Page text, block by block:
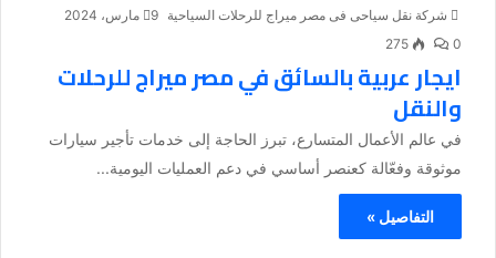
شركة نقل سياحى فى مصر ميراج للرحلات السياحية 9 مارس، 2024
0
275
ايجار عربية بالسائق في مصر ميراج للرحلات
والنقل
في عالم الأعمال المتسارع، تبرز الحاجة إلى خدمات تأجير سيارات
موثوقة وفعّالة كعنصر أساسي في دعم العمليات اليومية...
التفاصيل »